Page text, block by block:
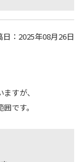
： 2025年08月26日
すが、
です。